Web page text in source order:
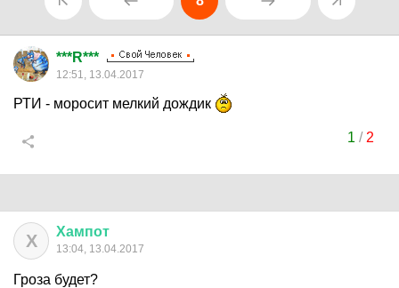
***R***
12:51, 13.04.2017
РТИ - моросит мелкий дождик
1 / 2
Х Хампот
13:04, 13.04.2017
Гроза будет?